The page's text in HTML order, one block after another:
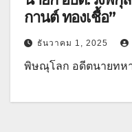
กานต์ ทองเชื้อ”
ธันวาคม 1, 2025
พิษณุโลก อดีตนายทห